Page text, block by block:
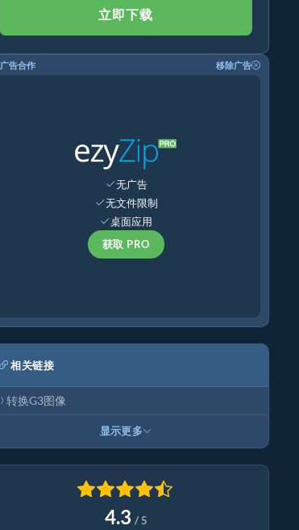
立即下载
广告合作 移除广告
无广告
无文件限制
桌面应用
获取 PRO
相关链接
转换G3图像
显示更多
4.3 / 5